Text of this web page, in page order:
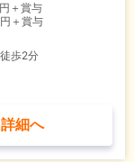
＋賞与
＋賞与
歩2分
詳細へ